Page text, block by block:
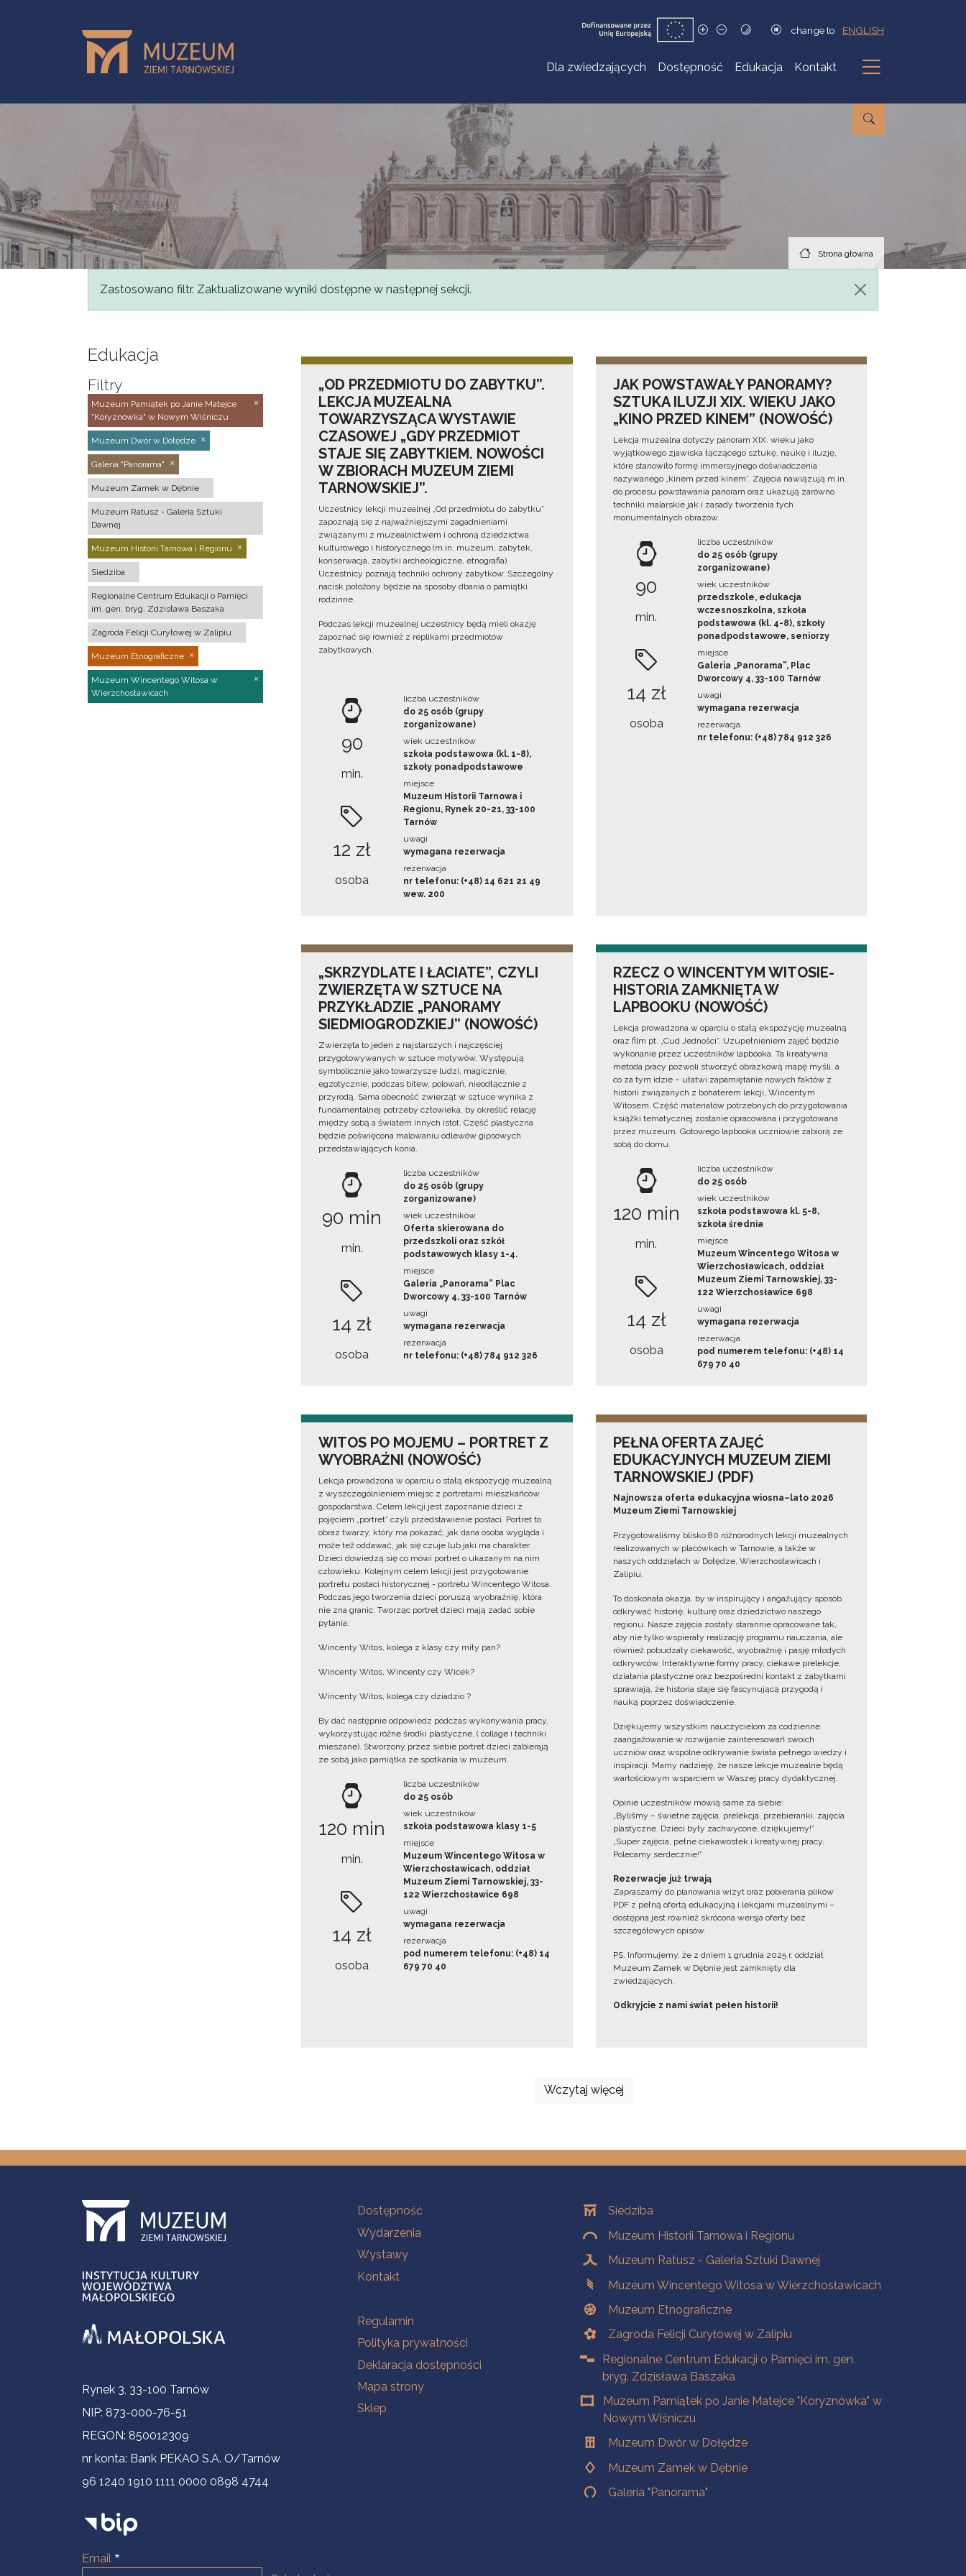
change to ENGLISH
Dla zwiedzających Dostępność Edukacja Kontakt
Podmenu
Strona główna
Komunikat
Zastosowano filtr. Zaktualizowane wyniki dostępne w następnej sekcji.
Edukacja
Filtry
Muzeum Pamiątek po Janie Matejce
"Koryznówka" w Nowym Wiśniczu
Muzeum Dwór w Dołędze
Galeria "Panorama"
Muzeum Zamek w Dębnie
Muzeum Ratusz - Galeria Sztuki
Dawnej
Muzeum Historii Tarnowa i Regionu
Siedziba
Regionalne Centrum Edukacji o Pamięci
im. gen. bryg. Zdzisława Baszaka
Zagroda Felicji Curyłowej w Zalipiu
Muzeum Etnograficzne
Muzeum Wincentego Witosa w
Wierzchosławicach
„OD PRZEDMIOTU DO ZABYTKU”.
LEKCJA MUZEALNA
TOWARZYSZĄCA WYSTAWIE
CZASOWEJ „GDY PRZEDMIOT
STAJE SIĘ ZABYTKIEM. NOWOŚCI
W ZBIORACH MUZEUM ZIEMI
TARNOWSKIEJ”.
Uczestnicy lekcji muzealnej „Od przedmiotu do zabytku”
zapoznają się z najważniejszymi zagadnieniami
związanymi z muzealnictwem i ochroną dziedzictwa
kulturowego i historycznego (m.in. muzeum, zabytek,
konserwacja, zabytki archeologiczne, etnografia).
Uczestnicy poznają techniki ochrony zabytków. Szczególny
nacisk położony będzie na sposoby dbania o pamiątki
rodzinne.
Podczas lekcji muzealnej uczestnicy będą mieli okazję
zapoznać się również z replikami przedmiotów
zabytkowych.
90
min.
12 zł
osoba
liczba uczestników
do 25 osób (grupy
zorganizowane)
wiek uczestników
szkoła podstawowa (kl. 1-8),
szkoły ponadpodstawowe
miejsce
Muzeum Historii Tarnowa i
Regionu, Rynek 20-21, 33-100
Tarnów
uwagi
wymagana rezerwacja
rezerwacja
nr telefonu: (+48) 14 621 21 49
wew. 200
JAK POWSTAWAŁY PANORAMY?
SZTUKA ILUZJI XIX. WIEKU JAKO
„KINO PRZED KINEM” (NOWOŚĆ)
Lekcja muzealna dotyczy panoram XIX. wieku jako
wyjątkowego zjawiska łączącego sztukę, naukę i iluzję,
które stanowiło formę immersyjnego doświadczenia
nazywanego „kinem przed kinem”. Zajęcia nawiązują m.in.
do procesu powstawania panoram oraz ukazują zarówno
techniki malarskie jak i zasady tworzenia tych
monumentalnych obrazów.
90
min.
14 zł
osoba
liczba uczestników
do 25 osób (grupy
zorganizowane)
wiek uczestników
przedszkole, edukacja
wczesnoszkolna, szkoła
podstawowa (kl. 4-8), szkoły
ponadpodstawowe, seniorzy
miejsce
Galeria „Panorama”, Plac
Dworcowy 4, 33-100 Tarnów
uwagi
wymagana rezerwacja
rezerwacja
nr telefonu: (+48) 784 912 326
„SKRZYDLATE I ŁACIATE”, CZYLI
ZWIERZĘTA W SZTUCE NA
PRZYKŁADZIE „PANORAMY
SIEDMIOGRODZKIEJ” (NOWOŚĆ)
Zwierzęta to jeden z najstarszych i najczęściej
przygotowywanych w sztuce motywów. Występują
symbolicznie jako towarzysze ludzi, magicznie,
egzotycznie, podczas bitew, polowań, nieodłącznie z
przyrodą. Sama obecność zwierząt w sztuce wynika z
fundamentalnej potrzeby człowieka, by określić relację
między sobą a światem innych istot. Część plastyczna
będzie poświęcona malowaniu odlewów gipsowych
przedstawiających konia.
90 min
min.
14 zł
osoba
liczba uczestników
do 25 osób (grupy
zorganizowane)
wiek uczestników
Oferta skierowana do
przedszkoli oraz szkół
podstawowych klasy 1-4.
miejsce
Galeria „Panorama” Plac
Dworcowy 4, 33-100 Tarnów
uwagi
wymagana rezerwacja
rezerwacja
nr telefonu: (+48) 784 912 326
RZECZ O WINCENTYM WITOSIE-
HISTORIA ZAMKNIĘTA W
LAPBOOKU (NOWOŚĆ)
Lekcja prowadzona w oparciu o stałą ekspozycję muzealną
oraz film pt. „Cud Jedności”. Uzupełnieniem zajęć będzie
wykonanie przez uczestników lapbooka. Ta kreatywna
metoda pracy pozwoli stworzyć obrazkową mapę myśli, a
co za tym idzie – ułatwi zapamiętanie nowych faktów z
historii związanych z bohaterem lekcji, Wincentym
Witosem. Część materiałów potrzebnych do przygotowania
książki tematycznej zostanie opracowana i przygotowana
przez muzeum. Gotowego lapbooka uczniowie zabiorą ze
sobą do domu.
120 min
min.
14 zł
osoba
liczba uczestników
do 25 osób
wiek uczestników
szkoła podstawowa kl. 5-8,
szkoła średnia
miejsce
Muzeum Wincentego Witosa w
Wierzchosławicach, oddział
Muzeum Ziemi Tarnowskiej, 33-
122 Wierzchosławice 698
uwagi
wymagana rezerwacja
rezerwacja
pod numerem telefonu: (+48) 14
679 70 40
WITOS PO MOJEMU – PORTRET Z
WYOBRAŹNI (NOWOŚĆ)
Lekcja prowadzona w oparciu o stałą ekspozycję muzealną
z wyszczególnieniem miejsc z portretami mieszkańców
gospodarstwa. Celem lekcji jest zapoznanie dzieci z
pojęciem „portret” czyli przedstawienie postaci. Portret to
obraz twarzy, który ma pokazać, jak dana osoba wygląda i
może też oddawać, jak się czuje lub jaki ma charakter.
Dzieci dowiedzą się co mówi portret o ukazanym na nim
człowieku. Kolejnym celem lekcji jest przygotowanie
portretu postaci historycznej - portretu Wincentego Witosa.
Podczas jego tworzenia dzieci poruszą wyobraźnię, która
nie zna granic. Tworząc portret dzieci mają zadać sobie
pytania:
Wincenty Witos, kolega z klasy czy miły pan?
Wincenty Witos, Wincenty czy Wicek?
Wincenty Witos, kolega czy dziadzio ?
By dać następnie odpowiedz podczas wykonywania pracy,
wykorzystując różne środki plastyczne, ( collage i techniki
mieszane). Stworzony przez siebie portret dzieci zabierają
ze sobą jako pamiątka ze spotkania w muzeum.
120 min
min.
14 zł
osoba
liczba uczestników
do 25 osób
wiek uczestników
szkoła podstawowa klasy 1-5
miejsce
Muzeum Wincentego Witosa w
Wierzchosławicach, oddział
Muzeum Ziemi Tarnowskiej, 33-
122 Wierzchosławice 698
uwagi
wymagana rezerwacja
rezerwacja
pod numerem telefonu: (+48) 14
679 70 40
PEŁNA OFERTA ZAJĘĆ
EDUKACYJNYCH MUZEUM ZIEMI
TARNOWSKIEJ (PDF)
Najnowsza oferta edukacyjna wiosna–lato 2026
Muzeum Ziemi Tarnowskiej
Przygotowaliśmy blisko 80 różnorodnych lekcji muzealnych
realizowanych w placówkach w Tarnowie, a także w
naszych oddziałach w Dołędze, Wierzchosławicach i
Zalipiu.
To doskonała okazja, by w inspirujący i angażujący sposób
odkrywać historię, kulturę oraz dziedzictwo naszego
regionu. Nasze zajęcia zostały starannie opracowane tak,
aby nie tylko wspierały realizację programu nauczania, ale
również pobudzały ciekawość, wyobraźnię i pasję młodych
odkrywców. Interaktywne formy pracy, ciekawe prelekcje,
działania plastyczne oraz bezpośredni kontakt z zabytkami
sprawiają, że historia staje się fascynującą przygodą i
nauką poprzez doświadczenie.
Dziękujemy wszystkim nauczycielom za codzienne
zaangażowanie w rozwijanie zainteresowań swoich
uczniów oraz wspólne odkrywanie świata pełnego wiedzy i
inspiracji. Mamy nadzieję, że nasze lekcje muzealne będą
wartościowym wsparciem w Waszej pracy dydaktycznej.
Opinie uczestników mówią same za siebie:
„Byliśmy – świetne zajęcia, prelekcja, przebieranki, zajęcia
plastyczne. Dzieci były zachwycone, dziękujemy!”
„Super zajęcia, pełne ciekawostek i kreatywnej pracy.
Polecamy serdecznie!”
Rezerwacje już trwają
Zapraszamy do planowania wizyt oraz pobierania plików
PDF z pełną ofertą edukacyjną i lekcjami muzealnymi –
dostępna jest również skrócona wersja oferty bez
szczegółowych opisów.
PS. Informujemy, że z dniem 1 grudnia 2025 r. oddział
Muzeum Zamek w Dębnie jest zamknięty dla
zwiedzających.
Odkryjcie z nami świat pełen historii!
Wczytaj więcej
Informacje kontaktowe
Rynek 3, 33-100 Tarnów
NIP: 873-000-76-51
REGON: 850012309
nr konta: Bank PEKAO S.A. O/Tarnów
96 1240 1910 1111 0000 0898 4744
Email
Na skróty
Dostępność
Wydarzenia
Wystawy
Kontakt
Na skróty
Regulamin
Polityka prywatności
Deklaracja dostępności
Mapa strony
Sklep
OddziałySiedziba
Muzeum Historii Tarnowa i Regionu
Muzeum Ratusz - Galeria Sztuki Dawnej
Muzeum Wincentego Witosa w Wierzchosławicach
Muzeum Etnograficzne
Zagroda Felicji Curyłowej w Zalipiu
Regionalne Centrum Edukacji o Pamięci im. gen.
bryg. Zdzisława Baszaka
Muzeum Pamiątek po Janie Matejce "Koryznówka" w
Nowym Wiśniczu
Muzeum Dwór w Dołędze
Muzeum Zamek w Dębnie
Galeria "Panorama"